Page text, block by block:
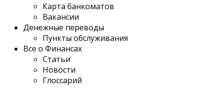
Карта банкоматов
Вакансии
Денежные переводы
Пункты обслуживания
Все о Финансах
Статьи
Новости
Глоссарий